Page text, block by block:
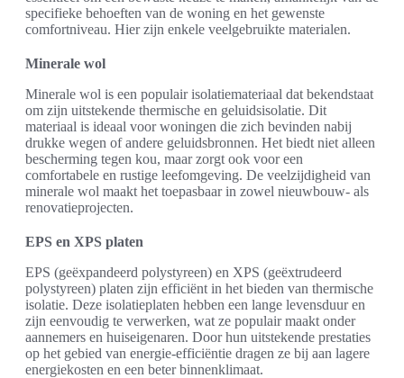
specifieke behoeften van de woning en het gewenste
comfortniveau. Hier zijn enkele veelgebruikte materialen.
Minerale wol
Minerale wol is een populair isolatiemateriaal dat bekendstaat
om zijn uitstekende thermische en geluidsisolatie. Dit
materiaal is ideaal voor woningen die zich bevinden nabij
drukke wegen of andere geluidsbronnen. Het biedt niet alleen
bescherming tegen kou, maar zorgt ook voor een
comfortabele en rustige leefomgeving. De veelzijdigheid van
minerale wol maakt het toepasbaar in zowel nieuwbouw- als
renovatieprojecten.
EPS en XPS platen
EPS (geëxpandeerd polystyreen) en XPS (geëxtrudeerd
polystyreen) platen zijn efficiënt in het bieden van thermische
isolatie. Deze isolatieplaten hebben een lange levensduur en
zijn eenvoudig te verwerken, wat ze populair maakt onder
aannemers en huiseigenaren. Door hun uitstekende prestaties
op het gebied van energie-efficiëntie dragen ze bij aan lagere
energiekosten en een beter binnenklimaat.